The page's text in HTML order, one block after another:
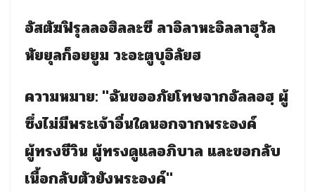
อัสตัฆฟิรุลลอฮิลละซี ลาอิลาหะอิลลาฮุวัล
หัยยุลก็อยยูม วะอะตูบุอิลัยฮ
ความหมาย: "ฉันขออภัยโทษจากอัลลอฮฺ ผู้
ซึ่งไม่มีพระเจ้าอื่นใดนอกจากพระองค์
ผู้ทรงชีวิน ผู้ทรงดูแลอภิบาล และขอกลับ
เนื้อกลับตัวยังพระองค์"